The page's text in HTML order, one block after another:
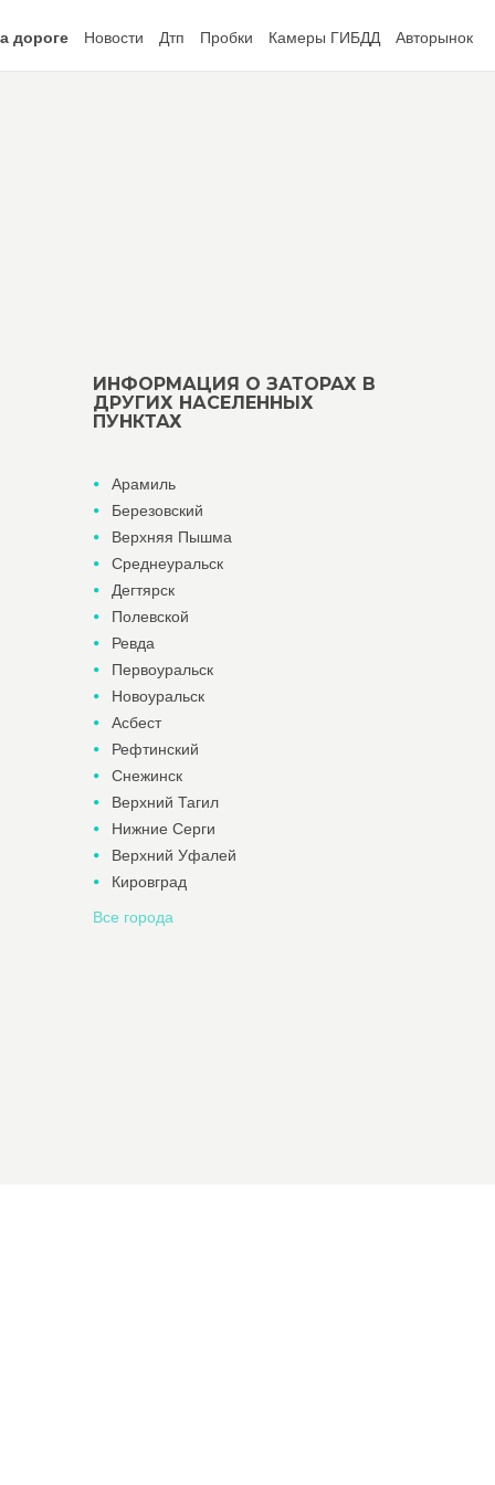
дороге Новости Дтп Пробки Камеры ГИБДД Авторынок
ИНФОРМАЦИЯ О ЗАТОРАХ В
ДРУГИХ НАСЕЛЕННЫХ
ПУНКТАХ
Арамиль
Березовский
Верхняя Пышма
Среднеуральск
Дегтярск
Полевской
Ревда
Первоуральск
Новоуральск
Асбест
Рефтинский
Снежинск
Верхний Тагил
Нижние Серги
Верхний Уфалей
Кировград
Все города